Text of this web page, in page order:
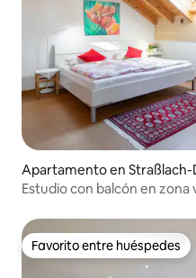
Apartamento en
Estudio con balcón en
Favorito entre huéspedes
Favorito entre huéspedes